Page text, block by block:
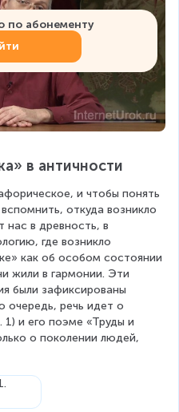
по абонементу
в античности
и чтобы понять
откуда возникло
нас в древность, в
где возникло
как об особом состоянии
жили в гармонии. Эти
были зафиксированы
очередь, речь идет о
и его поэме «Труды и
о поколении людей,